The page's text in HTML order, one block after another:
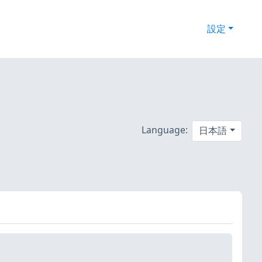
設定
Language: 日本語